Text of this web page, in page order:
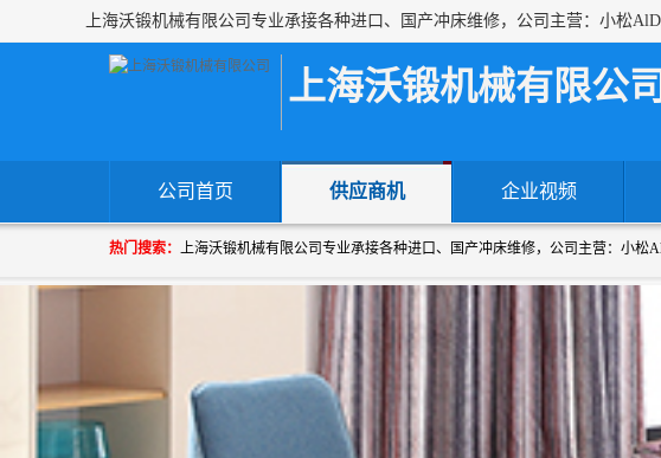
上海沃锻机械有限公司
公司首页 供应商机 企业视频
热门搜索：